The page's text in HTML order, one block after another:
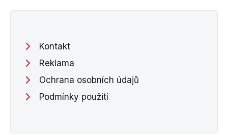
Kontakt
Reklama
Ochrana osobních údajů
Podmínky použití